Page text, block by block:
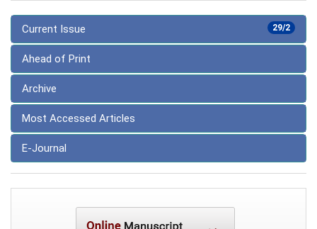
29/2
Current Issue
Ahead of Print
Archive
Most Accessed Articles
E-Journal